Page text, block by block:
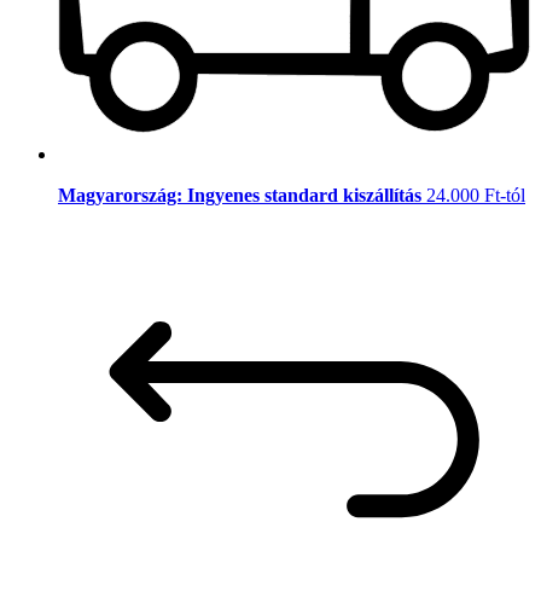
Magyarország: Ingyenes standard kiszállítás 24.000 Ft-tól